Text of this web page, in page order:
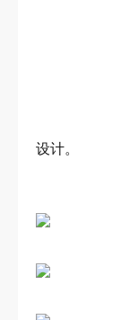
9..精密
10..扭
链板式排
设计。